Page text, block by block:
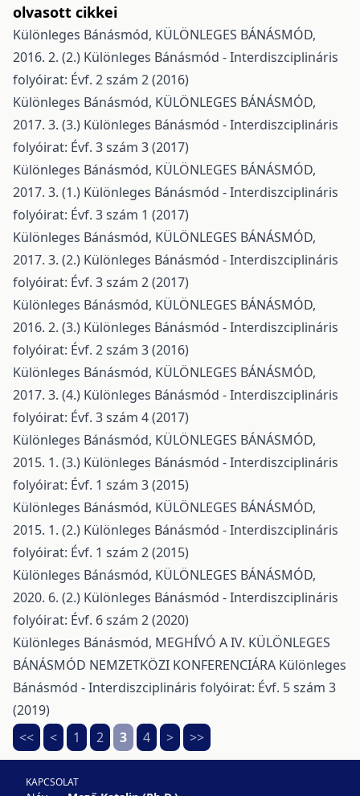
olvasott cikkei
Különleges Bánásmód, KÜLÖNLEGES BÁNÁSMÓD,
2016. 2. (2.) Különleges Bánásmód - Interdiszciplináris
folyóirat: Évf. 2 szám 2 (2016)
Különleges Bánásmód, KÜLÖNLEGES BÁNÁSMÓD,
2017. 3. (3.) Különleges Bánásmód - Interdiszciplináris
folyóirat: Évf. 3 szám 3 (2017)
Különleges Bánásmód, KÜLÖNLEGES BÁNÁSMÓD,
2017. 3. (1.) Különleges Bánásmód - Interdiszciplináris
folyóirat: Évf. 3 szám 1 (2017)
Különleges Bánásmód, KÜLÖNLEGES BÁNÁSMÓD,
2017. 3. (2.) Különleges Bánásmód - Interdiszciplináris
folyóirat: Évf. 3 szám 2 (2017)
Különleges Bánásmód, KÜLÖNLEGES BÁNÁSMÓD,
2016. 2. (3.) Különleges Bánásmód - Interdiszciplináris
folyóirat: Évf. 2 szám 3 (2016)
Különleges Bánásmód, KÜLÖNLEGES BÁNÁSMÓD,
2017. 3. (4.) Különleges Bánásmód - Interdiszciplináris
folyóirat: Évf. 3 szám 4 (2017)
Különleges Bánásmód, KÜLÖNLEGES BÁNÁSMÓD,
2015. 1. (3.) Különleges Bánásmód - Interdiszciplináris
folyóirat: Évf. 1 szám 3 (2015)
Különleges Bánásmód, KÜLÖNLEGES BÁNÁSMÓD,
2015. 1. (2.) Különleges Bánásmód - Interdiszciplináris
folyóirat: Évf. 1 szám 2 (2015)
Különleges Bánásmód, KÜLÖNLEGES BÁNÁSMÓD,
2020. 6. (2.) Különleges Bánásmód - Interdiszciplináris
folyóirat: Évf. 6 szám 2 (2020)
Különleges Bánásmód, MEGHÍVÓ A IV. KÜLÖNLEGES
BÁNÁSMÓD NEMZETKÖZI KONFERENCIÁRA Különleges
Bánásmód - Interdiszciplináris folyóirat: Évf. 5 szám 3
(2019)
<<
< 1 2 3 4 > >>
KAPCSOLAT